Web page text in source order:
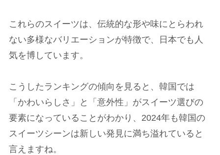
これらのスイーツは、伝統的な形や味にとらわれ
ない多様なバリエーションが特徴で、日本でも人
気を博しています。
こうしたランキングの傾向を見ると、韓国では
「かわいらしさ」と「意外性」がスイーツ選びの
要素になっていることがわかり、2024年も韓国の
スイーツシーンは新しい発見に満ち溢れていると
言えますね。